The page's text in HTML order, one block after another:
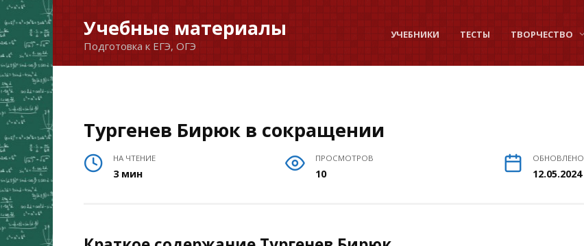
Перейти
к
содержанию
Учебные материалы
Подготовка к ЕГЭ, ОГЭ
УЧЕБНИКИ ТЕСТЫ ТВОРЧЕСТВО
Тургенев Бирюк в сокращении
НА ЧТЕНИЕ
3 мин
ПРОСМОТРОВ
10
ОБНОВЛЕНО
12.05.2024